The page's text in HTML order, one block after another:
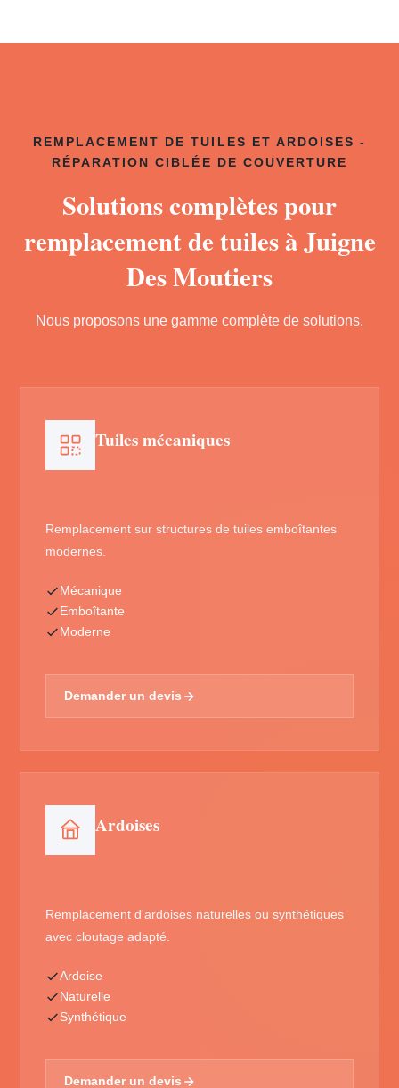
REMPLACEMENT DE TUILES ET ARDOISES -
RÉPARATION CIBLÉE DE COUVERTURE
Solutions complètes pour
remplacement de tuiles à Juigne
Des Moutiers
Nous proposons une gamme complète de solutions.
Tuiles mécaniques
Remplacement sur structures de tuiles emboîtantes
modernes.
Mécanique
Emboîtante
Moderne
Demander un devis
Ardoises
Remplacement d'ardoises naturelles ou synthétiques
avec cloutage adapté.
Ardoise
Naturelle
Synthétique
Demander un devis